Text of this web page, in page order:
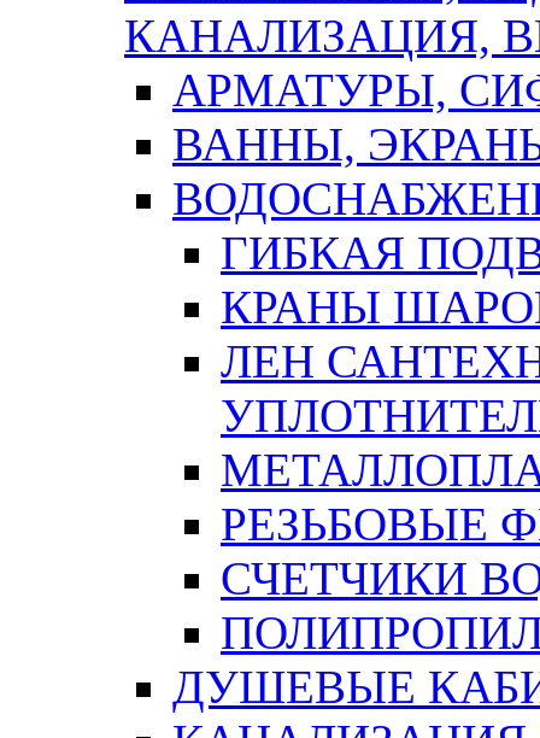
КАНАЛИЗАЦИЯ,
АРМАТУРЫ,
ВАННЫ,
ГИБКАЯ
КРАНЫ
ЛЕН
РЕЗЬБОВЫЕ
СЧЕТЧИКИ
ДУШЕВЫЕ